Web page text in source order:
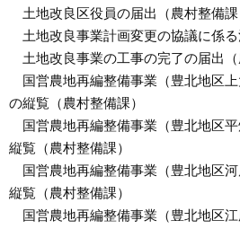
土地改良区役員の届出（農村整備課
土地改良事業計画変更の協議に係る
土地改良事業の工事の完了の届出（
国営農地再編整備事業（豊北地区
の縦覧（農村整備課）
国営農地再編整備事業（豊北地区
縦覧（農村整備課）
国営農地再編整備事業（豊北地区
縦覧（農村整備課）
国営農地再編整備事業（豊北地区